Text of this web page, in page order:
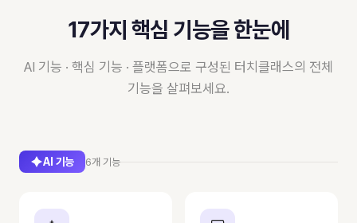
17가지 핵심 기능을 한눈에
AI 기능 · 핵심 기능 · 플랫폼으로 구성된 터치클래스의 전체
기능을 살펴보세요.
AI 기능 6개 기능